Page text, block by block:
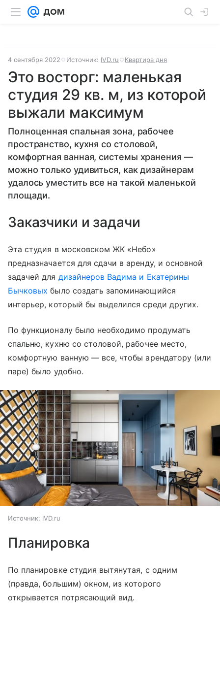
4 сентября 2022 Источник: IVD.ru Квартира дня
Это восторг: маленькая
студия 29 кв. м, из которой
выжали максимум
Полноценная спальная зона, рабочее
пространство, кухня со столовой,
комфортная ванная, системы хранения —
можно только удивиться, как дизайнерам
удалось уместить все на такой маленькой
площади.
Заказчики и задачи
Эта студия в московском ЖК «Небо»
предназначается для сдачи в аренду, и основной
задачей для дизайнеров Вадима и Екатерины
Бычковых было создать запоминающийся
интерьер, который бы выделился среди других.
По функционалу было необходимо продумать
спальню, кухню со столовой, рабочее место,
комфортную ванную — все, чтобы арендатору (или
паре) было удобно.
Источник: IVD.ru
Планировка
По планировке студия вытянутая, с одним
(правда, большим) окном, из которого
открывается потрясающий вид.